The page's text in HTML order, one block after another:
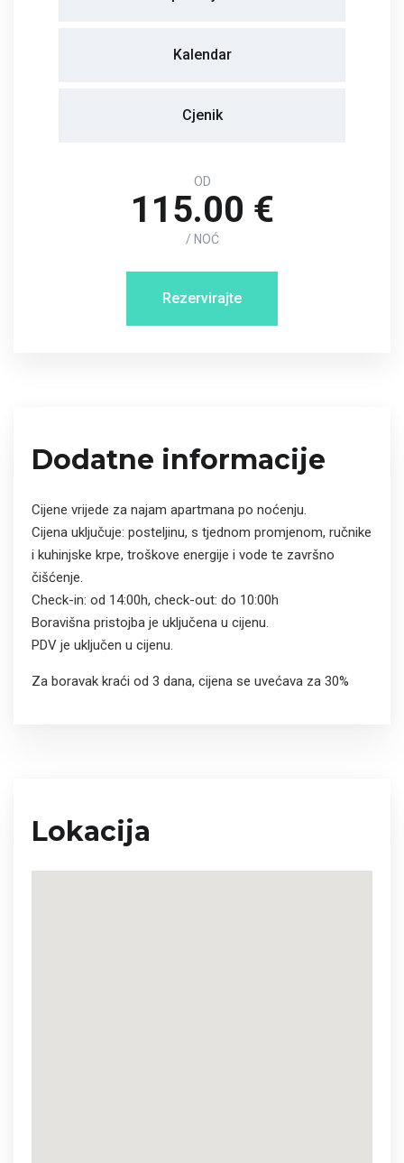
Kalendar
Cjenik
OD
115.00 €
/ NOĆ
Rezervirajte
Dodatne informacije
Cijene vrijede za najam apartmana po noćenju.
Cijena uključuje: posteljinu, s tjednom promjenom, ručnike
i kuhinjske krpe, troškove energije i vode te završno
čišćenje.
Check-in: od 14:00h, check-out: do 10:00h
Boravišna pristojba je uključena u cijenu.
PDV je uključen u cijenu.
Za boravak kraći od 3 dana, cijena se uvećava za 30%
Lokacija